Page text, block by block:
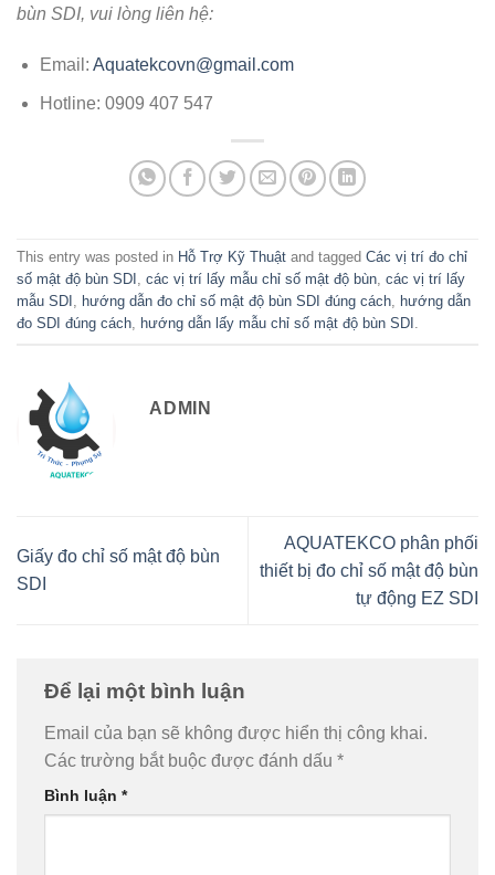
bùn SDI, vui lòng liên hệ:
Email: Aquatekcovn@gmail.com
Hotline: 0909 407 547
This entry was posted in Hỗ Trợ Kỹ Thuật and tagged Các vị trí đo chỉ
số mật độ bùn SDI
các vị trí lấy mẫu chỉ số mật độ bùn các vị trí lấy
mẫu SDI
hướng dẫn đo chỉ số mật độ bùn SDI đúng cách
hướng dẫn
đo SDI đúng cách
hướng dẫn lấy mẫu chỉ số mật độ bùn SDI
ADMIN
Giấy đo chỉ số mật độ bùn
SDI
AQUATEKCO phân phối
thiết bị đo chỉ số mật độ bùn
tự động EZ SDI
Để lại một bình luận
Email của bạn sẽ không được hiển thị công khai.
Các trường bắt buộc được đánh dấu *
Bình luận *